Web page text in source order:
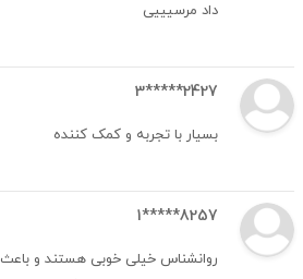
داد مرسیییی
2427*****3
بسیار با تجربه و کمک کننده
8257*****1
روانشناس خیلی خوبی هستند و